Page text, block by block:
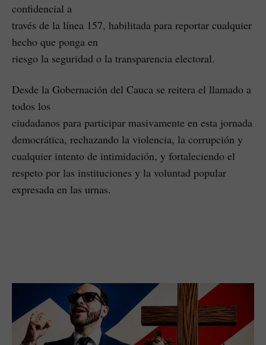
confidencial a
través de la línea 157, habilitada para reportar cualquier
hecho que ponga en
riesgo la seguridad o la transparencia electoral.
Desde la Gobernación del Cauca se reitera el llamado a
todos los
ciudadanos para participar masivamente en esta jornada
democrática, rechazando la violencia, la corrupción y
cualquier intento de intimidación, y fortaleciendo el
respeto por las instituciones y la voluntad popular
expresada en las urnas.